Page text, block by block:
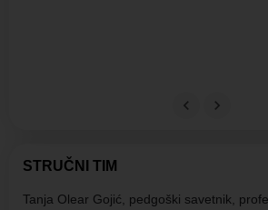
STRUČNI TIM
Tanja Olear Gojić, pedgoški savetnik,